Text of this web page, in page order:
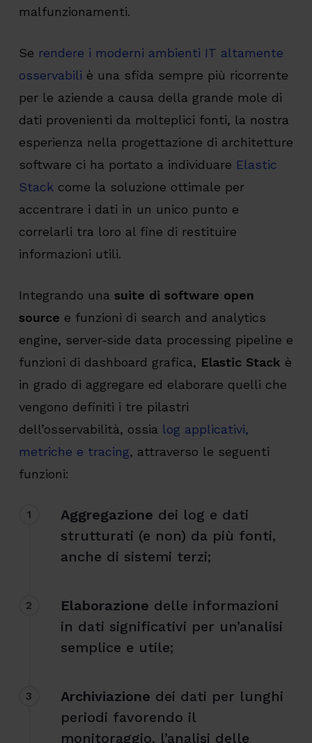
malfunzionamenti.
Se rendere i moderni ambienti IT altamente
osservabili è una sfida sempre più ricorrente
per le aziende a causa della grande mole di
dati provenienti da molteplici fonti, la nostra
esperienza nella progettazione di architetture
software ci ha portato a individuare Elastic
Stackcome la soluzione ottimale per
accentrare i dati in un unico punto e
correlarli tra loro al fine di restituire
informazioni utili.
Integrando una suite di software open
source e funzioni di search and analytics
engine, server‑side data processing pipeline e
funzioni di dashboard grafica, Elastic Stack è
in grado di aggregare ed elaborare quelli che
vengono definiti i tre pilastri
dell’osservabilità, ossia log applicativi,
metriche e tracing, attraverso le seguenti
funzioni:
1 Aggregazione dei log e dati
strutturati (e non) da più fonti,
anche di sistemi terzi;
2 Elaborazione delle informazioni
in dati significativi per un’analisi
semplice e utile;
3 Archiviazione dei dati per lunghi
periodi favorendo il
monitoraggio, l’analisi delle